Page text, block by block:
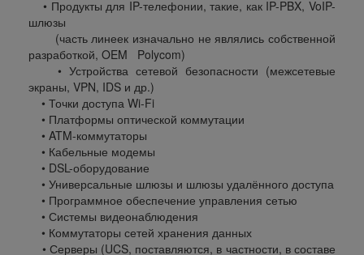
• Продукты для IP-телефонии, такие, как IP-PBX, VoIP-
шлюзы
(часть линеек изначально не являлись собственной
разработкой, OEM Polycom)
• Устройства сетевой безопасности (межсетевые
экраны, VPN, IDS и др.)
• Точки доступа Wi-Fi
• Платформы оптической коммутации
• ATM-коммутаторы
• Кабельные модемы
• DSL-оборудование
• Универсальные шлюзы и шлюзы удалённого доступа
• Программное обеспечение управления сетью
• Системы видеонаблюдения
• Коммутаторы сетей хранения данных
• Серверы (UCS, поставляются, в частности, в составе